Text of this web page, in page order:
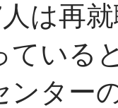
は再
ている
ター